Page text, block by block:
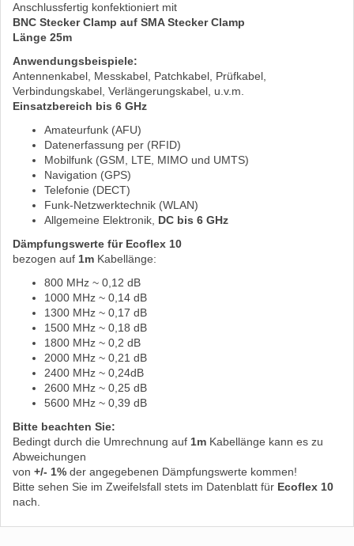
Anschlussfertig konfektioniert mit
BNC Stecker Clamp auf SMA Stecker Clamp
Länge 25m
Anwendungsbeispiele:
Antennenkabel, Messkabel, Patchkabel, Prüfkabel,
Verbindungskabel, Verlängerungskabel, u.v.m.
Einsatzbereich bis 6 GHz
Amateurfunk (AFU)
Datenerfassung per (RFID)
Mobilfunk (GSM, LTE, MIMO und UMTS)
Navigation (GPS)
Telefonie (DECT)
Funk-Netzwerktechnik (WLAN)
Allgemeine Elektronik, DC bis 6 GHz
Dämpfungswerte für Ecoflex 10
bezogen auf 1m Kabellänge:
800 MHz ~ 0,12 dB
1000 MHz ~ 0,14 dB
1300 MHz ~ 0,17 dB
1500 MHz ~ 0,18 dB
1800 MHz ~ 0,2 dB
2000 MHz ~ 0,21 dB
2400 MHz ~ 0,24dB
2600 MHz ~ 0,25 dB
5600 MHz ~ 0,39 dB
Bitte beachten Sie:
Bedingt durch die Umrechnung auf 1m Kabellänge kann es zu
Abweichungen
von +/- 1% der angegebenen Dämpfungswerte kommen!
Bitte sehen Sie im Zweifelsfall stets im Datenblatt für Ecoflex 10
nach.